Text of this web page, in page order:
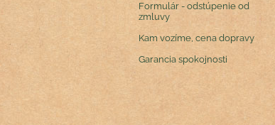
Formulár - odstúpenie od
zmluvy
Kam vozíme, cena dopravy
Garancia spokojnosti